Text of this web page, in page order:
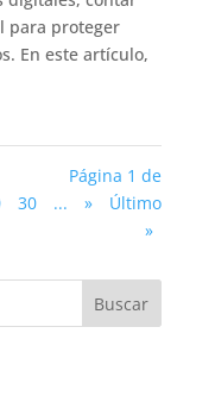
para proteger
En este artículo,
Página 1 de
30 ... »
Último
»